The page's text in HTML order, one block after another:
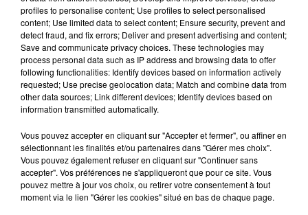
Jeux Voir plus
Gagnez vos places pour le
Festival du Roi Arthur 2026 !
Gagnez vos entrées pour le
Musée du Sport Automobile au
profiles to personalise content; Use profiles to select personalised
content; Use limited data to select content; Ensure security, prevent and
detect fraud, and fix errors; Deliver and present advertising and content;
Save and communicate privacy choices. These technologies may
process personal data such as IP address and browsing data to offer
following functionalities: Identify devices based on information actively
requested; Use precise geolocation data; Match and combine data from
other data sources; Link different devices; Identify devices based on
information transmitted automatically.
Vous pouvez accepter en cliquant sur "Accepter et fermer", ou affiner en
sélectionnant les finalités et/ou partenaires dans "Gérer mes choix".
Vous pouvez également refuser en cliquant sur "Continuer sans
accepter". Vos préférences ne s'appliqueront que pour ce site. Vous
pouvez mettre à jour vos choix, ou retirer votre consentement à tout
moment via le lien "Gérer les cookies" situé en bas de chaque page.